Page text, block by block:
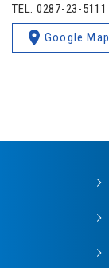
TEL. 0287-23-5111
Google Map